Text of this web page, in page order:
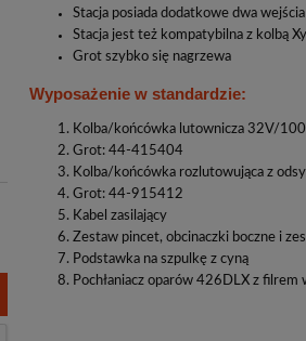
Cena regularna: 270,60 zł
Najniższa cena: 178,35 zł
do koszyka
Stacja posiada dodatkowe dwa
Stacja jest też kompatybilna z kolbą
Grot szybko się nagrzewa
Wyposażenie w standardzie:
Kolba/końcówka lutownicza 32V/
Grot: 44-415404
Kolba/końcówka rozlutowująca z
Grot: 44-915412
Kabel zasilający
Zestaw pincet, obcinaczki boczne i
Podstawka na szpulkę z cyną
Pochłaniacz oparów 426DLX z filrem